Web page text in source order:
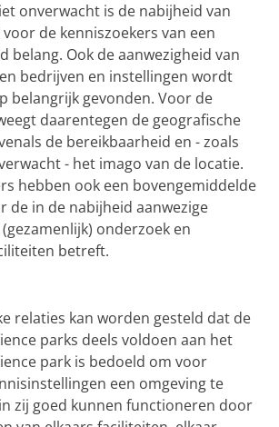
onverwacht is de nabijheid van
de kenniszoekers van een
belang. Ook de aanwezigheid van
bedrijven en instellingen wordt
belangrijk gevonden. Voor de
daarentegen de geografische
de bereikbaarheid en - zoals
- het imago van de locatie.
hebben ook een bovengemiddelde
de in de nabijheid aanwezige
onderzoek en
betreft.
relaties kan worden gesteld dat de
parks deels voldoen aan het
park is bedoeld om voor
een omgeving te
zij goed kunnen functioneren door